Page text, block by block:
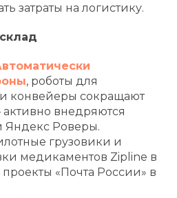
затраты на логистику.
, роботы для
конвейеры сокращают
внедряются
Яндекс Роверы.
грузовики и
медикаментов Zipline в
«Почта России» в